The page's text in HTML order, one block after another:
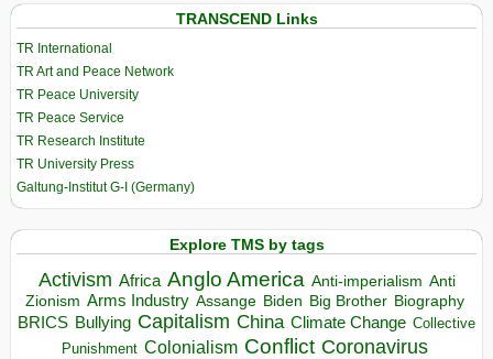
TRANSCEND Links
TR International
TR Art and Peace Network
TR Peace University
TR Peace Service
TR Research Institute
TR University Press
Galtung-Institut G-I (Germany)
Explore TMS by tags
Activism Africa Anglo America Anti-imperialism Anti
Zionism Arms Industry Assange Biden Big Brother Biography
BRICS Bullying Capitalism China Climate Change Collective
Punishment Colonialism Conflict Coronavirus